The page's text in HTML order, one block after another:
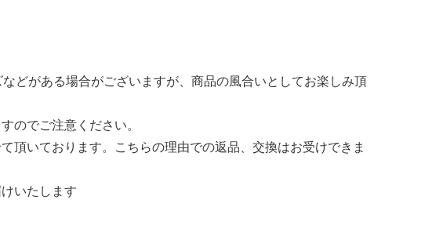
どがある場合がございますが、商品の風合いとしてお楽しみ頂
のでご注意ください。
頂いております。こちらの理由での返品、交換はお受けできま
いたします